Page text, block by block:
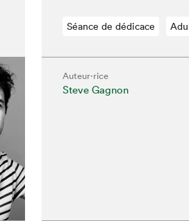
Séance de dédicace
Auteur·rice
Steve Gagnon